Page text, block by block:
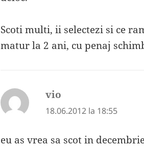
Scoti multi, ii selectezi si ce
matur la 2 ani, cu penaj
vio
18.06.2012 la 18:55
eu as vrea sa scot in